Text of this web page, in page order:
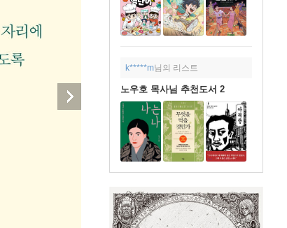
k*****m님의 리스트
노우호 목사님 추천도서 2